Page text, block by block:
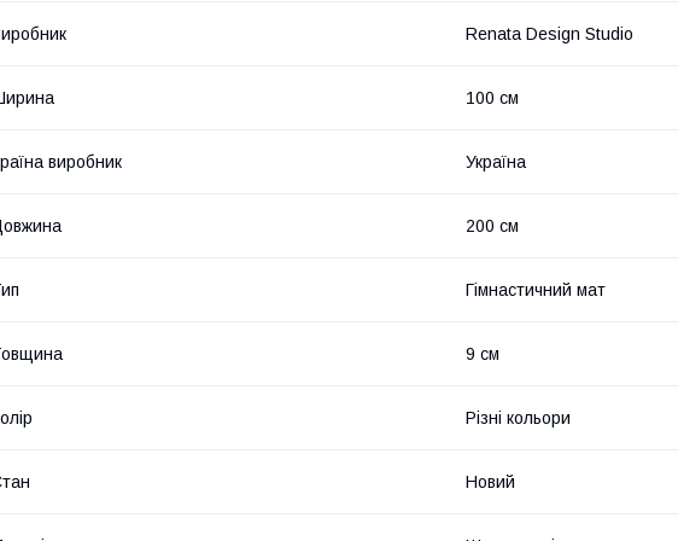
Renata Design Studio
100 см
виробник Україна
200 см
Гімнастичний мат
9 см
Різні кольори
Новий